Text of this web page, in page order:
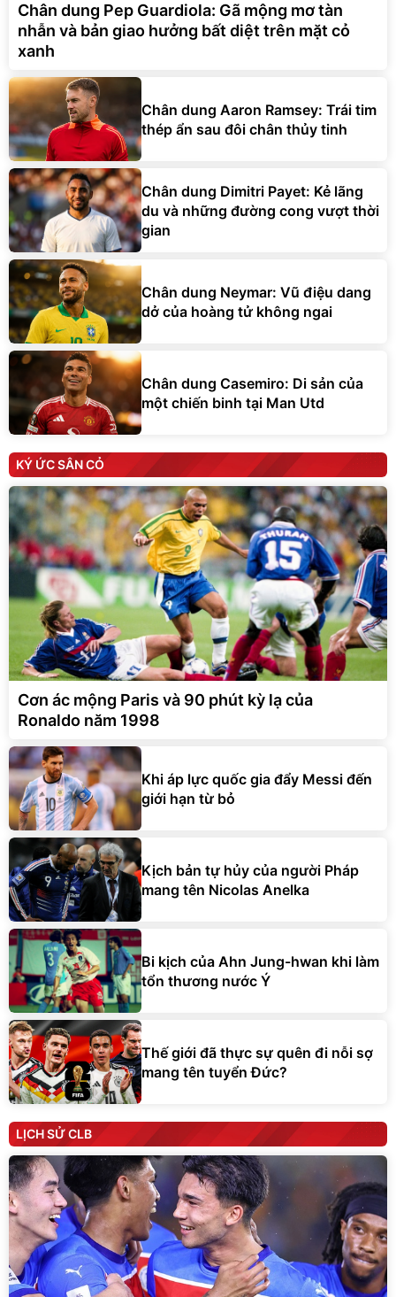
Chân dung Pep Guardiola: Gã mộng mơ tàn
nhẫn và bản giao hưởng bất diệt trên mặt cỏ
xanh
Chân dung Aaron Ramsey: Trái tim
thép ẩn sau đôi chân thủy tinh
Chân dung Dimitri Payet: Kẻ lãng
du và những đường cong vượt thời
gian
Chân dung Neymar: Vũ điệu dang
dở của hoàng tử không ngai
Chân dung Casemiro: Di sản của
một chiến binh tại Man Utd
KÝ ỨC SÂN CỎ
Cơn ác mộng Paris và 90 phút kỳ lạ của
Ronaldo năm 1998
Khi áp lực quốc gia đẩy Messi đến
giới hạn từ bỏ
Kịch bản tự hủy của người Pháp
mang tên Nicolas Anelka
Bi kịch của Ahn Jung-hwan khi làm
tổn thương nước Ý
Thế giới đã thực sự quên đi nỗi sợ
mang tên tuyển Đức?
LỊCH SỬ CLB